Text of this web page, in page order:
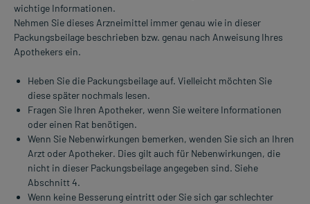
wichtige Informationen.
Nehmen Sie dieses Arzneimittel immer genau wie in dieser
Packungsbeilage beschrieben bzw. genau nach Anweisung Ihres
Apothekers ein.
Heben Sie die Packungsbeilage auf. Vielleicht möchten Sie
diese später nochmals lesen.
Fragen Sie Ihren Apotheker, wenn Sie weitere Informationen
oder einen Rat benötigen.
Wenn Sie Nebenwirkungen bemerken, wenden Sie sich an Ihren
Arzt oder Apotheker. Dies gilt auch für Nebenwirkungen, die
nicht in dieser Packungsbeilage angegeben sind. Siehe
Abschnitt 4.
Wenn keine Besserung eintritt oder Sie sich gar schlechter